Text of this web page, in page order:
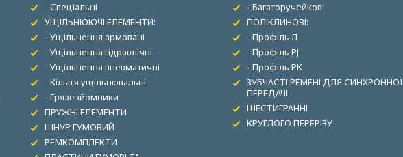
- Спеціальні
УЩІЛЬНЮЮЧІ ЕЛЕМЕНТИ:
- Ущільнення армовані
- Ущільнення гідравлічні
- Ущільнення пневматичні
- Кільця ущільнювальні
- Грязезйомники
ПРУЖНІ ЕЛЕМЕНТИ
ШНУР ГУМОВИЙ
РЕМКОМПЛЕКТИ
- Багаторучейкові
ПОЛІКЛИНОВІ:
- Профіль Л
- Профіль PJ
- Профіль PK
ЗУБЧАСТІ РЕМЕНІ ДЛЯ СИНХРОННОЇ
ПЕРЕДАЧІ
ШЕСТИГРАННІ
КРУГЛОГО ПЕРЕРІЗУ